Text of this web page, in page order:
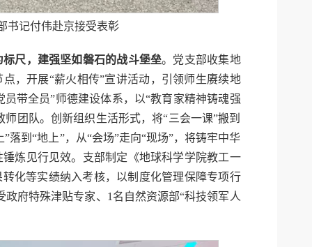
书记付伟赴京接受表彰
尺，建强坚如磐石的战斗堡垒。 党支部收集地
，开展“薪火相传”宣讲活动，引领师生赓续地
带全员”师德建设体系，以“教育家精神铸魂强
团队。创新组织生活形式，将“三会一课”搬到
到“地上”，从“会场”走向“现场”，将铸牢中华
炼见行见效。支部制定《地球科学学院教工一
化等实绩纳入考核，以制度化管理保障专项行
府特殊津贴专家、1名自然资源部“科技领军人